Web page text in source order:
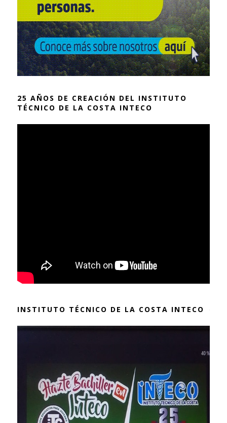
25 AÑOS DE CREACIÓN DEL INSTITUTO
TÉCNICO DE LA COSTA INTECO
INSTITUTO TÉCNICO DE LA COSTA INTECO